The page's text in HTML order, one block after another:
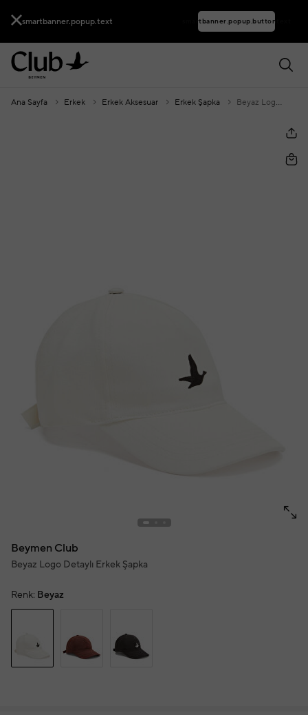
smartbanner.popup.text smartbanner.popup.buttontext
Ana Sayfa Erkek Erkek Aksesuar Erkek Şapka Beyaz Logo Detaylı Erkek Şapka
Beymen Club
Beyaz Logo Detaylı Erkek Şapka
Renk: Beyaz